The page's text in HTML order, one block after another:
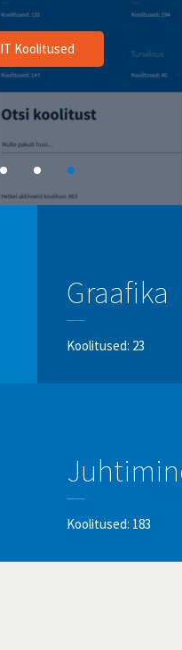
IT Koolitused
Graafika
Koolitused: 23
Koolitused: 183